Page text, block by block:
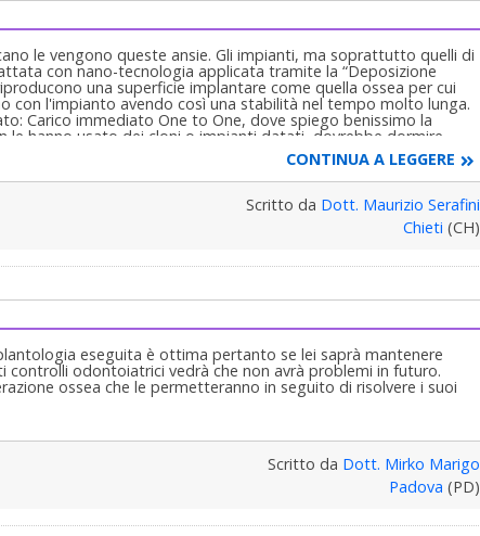
le vengono queste ansie. Gli impianti, ma soprattutto quelli di
con nano-tecnologia applicata tramite la “Deposizione
una superficie implantare come quella ossea per cui
con l'impianto avendo così una stabilità nel tempo molto lunga.
Carico immediato One to One, dove spiego benissimo la
le hanno usato dei cloni o impianti datati, dovrebbe dormire
CONTINUA A LEGGERE
Scritto da Dott. Maurizio Serafini
Chieti (CH)
eseguita è ottima pertanto se lei saprà mantenere
controlli odontoiatrici vedrà che non avrà problemi in futuro.
ossea che le permetteranno in seguito di risolvere i suoi
Scritto da Dott. Mirko Marigo
Padova (PD)